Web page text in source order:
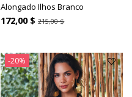
Alongado Ilhos Branco
172,00 $215,00 $
-20%